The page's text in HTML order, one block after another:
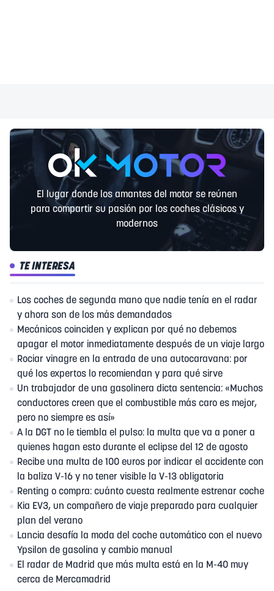
El lugar donde los amantes del motor se reúnen
para compartir su pasión por los coches clásicos y
modernos
TE INTERESA
Los coches de segunda mano que nadie tenía en el radar
y ahora son de los más demandados
Mecánicos coinciden y explican por qué no debemos
apagar el motor inmediatamente después de un viaje largo
Rociar vinagre en la entrada de una autocaravana: por
qué los expertos lo recomiendan y para qué sirve
Un trabajador de una gasolinera dicta sentencia: «Muchos
conductores creen que el combustible más caro es mejor,
pero no siempre es así»
A la DGT no le tiembla el pulso: la multa que va a poner a
quienes hagan esto durante el eclipse del 12 de agosto
Recibe una multa de 100 euros por indicar el accidente con
la baliza V-16 y no tener visible la V-13 obligatoria
Renting o compra: cuánto cuesta realmente estrenar coche
Kia EV3, un compañero de viaje preparado para cualquier
plan del verano
Lancia desafía la moda del coche automático con el nuevo
Ypsilon de gasolina y cambio manual
El radar de Madrid que más multa está en la M-40 muy
cerca de Mercamadrid